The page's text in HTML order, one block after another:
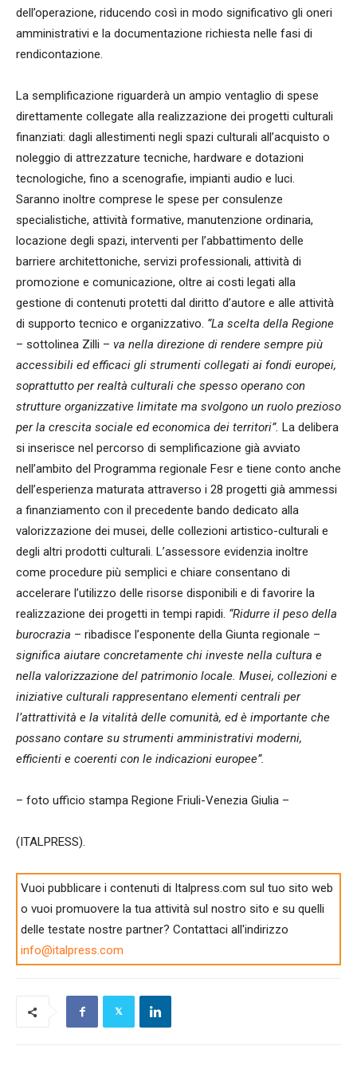
dell’operazione, riducendo così in modo significativo gli oneri
amministrativi e la documentazione richiesta nelle fasi di
rendicontazione.
La semplificazione riguarderà un ampio ventaglio di spese
direttamente collegate alla realizzazione dei progetti culturali
finanziati: dagli allestimenti negli spazi culturali all’acquisto o
noleggio di attrezzature tecniche, hardware e dotazioni
tecnologiche, fino a scenografie, impianti audio e luci.
Saranno inoltre comprese le spese per consulenze
specialistiche, attività formative, manutenzione ordinaria,
locazione degli spazi, interventi per l’abbattimento delle
barriere architettoniche, servizi professionali, attività di
promozione e comunicazione, oltre ai costi legati alla
gestione di contenuti protetti dal diritto d’autore e alle attività
di supporto tecnico e organizzativo. “La scelta della Regione
– sottolinea Zilli – va nella direzione di rendere sempre più
accessibili ed efficaci gli strumenti collegati ai fondi europei,
soprattutto per realtà culturali che spesso operano con
strutture organizzative limitate ma svolgono un ruolo prezioso
per la crescita sociale ed economica dei territori”. La delibera
si inserisce nel percorso di semplificazione già avviato
nell’ambito del Programma regionale Fesr e tiene conto anche
dell’esperienza maturata attraverso i 28 progetti già ammessi
a finanziamento con il precedente bando dedicato alla
valorizzazione dei musei, delle collezioni artistico-culturali e
degli altri prodotti culturali. L’assessore evidenzia inoltre
come procedure più semplici e chiare consentano di
accelerare l’utilizzo delle risorse disponibili e di favorire la
realizzazione dei progetti in tempi rapidi. “Ridurre il peso della
burocrazia – ribadisce l’esponente della Giunta regionale –
significa aiutare concretamente chi investe nella cultura e
nella valorizzazione del patrimonio locale. Musei, collezioni e
iniziative culturali rappresentano elementi centrali per
l’attrattività e la vitalità delle comunità, ed è importante che
possano contare su strumenti amministrativi moderni,
efficienti e coerenti con le indicazioni europee”.
– foto ufficio stampa Regione Friuli-Venezia Giulia –
(ITALPRESS).
Vuoi pubblicare i contenuti di Italpress.com sul tuo sito web
o vuoi promuovere la tua attività sul nostro sito e su quelli
delle testate nostre partner? Contattaci all'indirizzo
info@italpress.com